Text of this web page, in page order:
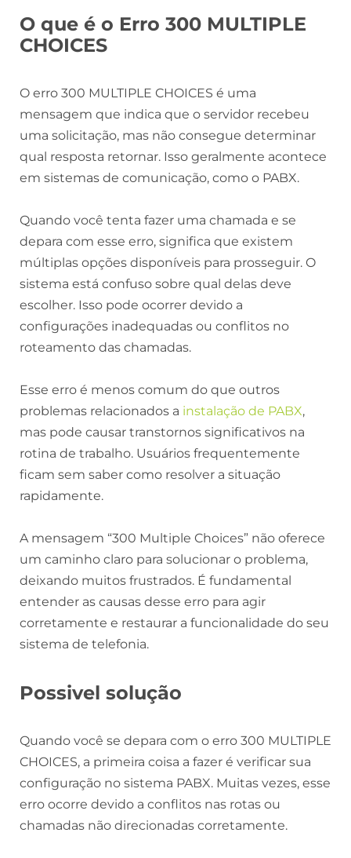
O que é o Erro 300 MULTIPLE
CHOICES
O erro 300 MULTIPLE CHOICES é uma
mensagem que indica que o servidor recebeu
uma solicitação, mas não consegue determinar
qual resposta retornar. Isso geralmente acontece
em sistemas de comunicação, como o PABX.
Quando você tenta fazer uma chamada e se
depara com esse erro, significa que existem
múltiplas opções disponíveis para prosseguir. O
sistema está confuso sobre qual delas deve
escolher. Isso pode ocorrer devido a
configurações inadequadas ou conflitos no
roteamento das chamadas.
Esse erro é menos comum do que outros
problemas relacionados a instalação de PABX,
mas pode causar transtornos significativos na
rotina de trabalho. Usuários frequentemente
ficam sem saber como resolver a situação
rapidamente.
A mensagem “300 Multiple Choices” não oferece
um caminho claro para solucionar o problema,
deixando muitos frustrados. É fundamental
entender as causas desse erro para agir
corretamente e restaurar a funcionalidade do seu
sistema de telefonia.
Possivel solução
Quando você se depara com o erro 300 MULTIPLE
CHOICES, a primeira coisa a fazer é verificar sua
configuração no sistema PABX. Muitas vezes, esse
erro ocorre devido a conflitos nas rotas ou
chamadas não direcionadas corretamente.